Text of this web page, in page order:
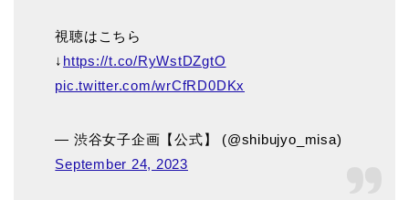
視聴はこちら
↓ https://t.co/RyWstDZgtO
pic.twitter.com/wrCfRD0DKx
— 渋谷女子企画【公式】 (@shibujyo_misa)
September 24, 2023